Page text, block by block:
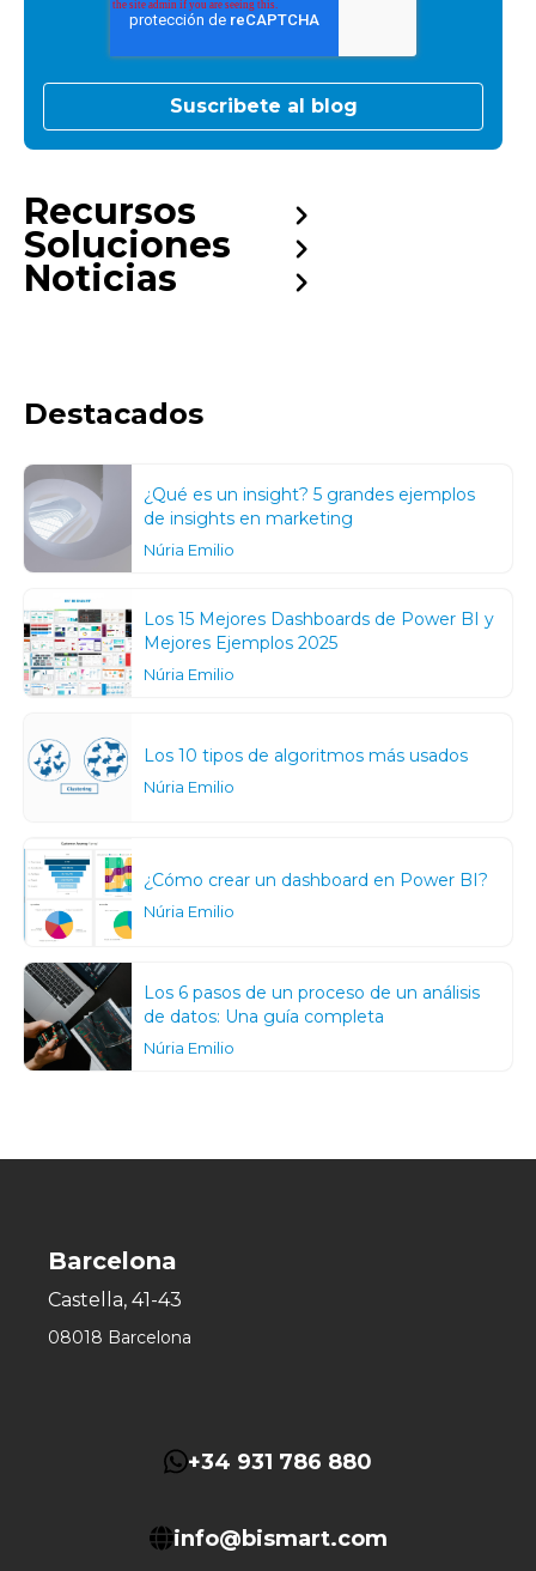
Recursos
Soluciones
Noticias
Destacados
¿Qué es un insight? 5 grandes ejemplos
de insights en marketing
Núria Emilio
Los 15 Mejores Dashboards de Power BI y
Mejores Ejemplos 2025
Núria Emilio
Los 10 tipos de algoritmos más usados
Núria Emilio
¿Cómo crear un dashboard en Power BI?
Núria Emilio
Los 6 pasos de un proceso de un análisis
de datos: Una guía completa
Núria Emilio
Barcelona
Castella, 41-43
08018 Barcelona
+34 931 786 880
info@bismart.com